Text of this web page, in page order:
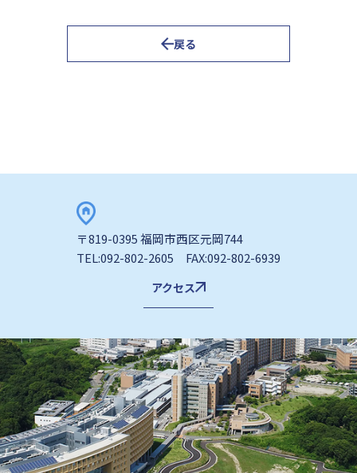
戻る
〒819-0395 福岡市西区元岡744
TEL:092-802-2605 FAX:092-802-6939
アクセス